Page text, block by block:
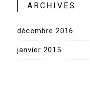
ARCHIVES
décembre 2016
janvier 2015